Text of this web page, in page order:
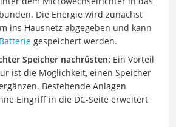
Die Energie wird zunächst
ins Hausnetz abgegeben und kann
Batterie gespeichert werden.
Speicher nachrüsten: Ein Vorteil
ist die Möglichkeit, einen Speicher
Bestehende Anlagen
Eingriff in die DC-Seite erweitert